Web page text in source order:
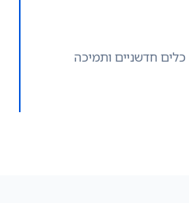
עם כלים חדשניים ותמיכה